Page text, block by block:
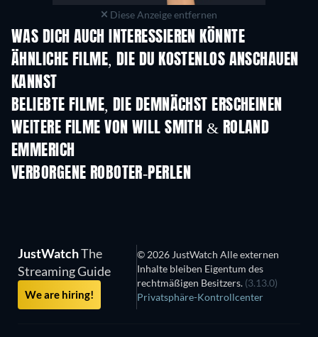
Diese Anzeige entfernen
WAS DICH AUCH INTERESSIEREN KÖNNTE
ÄHNLICHE FILME, DIE DU KOSTENLOS ANSCHAUEN
KANNST
BELIEBTE FILME, DIE DEMNÄCHST ERSCHEINEN
WEITERE FILME VON WILL SMITH & ROLAND
EMMERICH
VERBORGENE ROBOTER-PERLEN
JustWatchThe
Streaming Guide
We are hiring!
© 2026 JustWatch Alle externen
Inhalte bleiben Eigentum des
rechtmäßigen Besitzers. (3.13.0)
Privatsphäre-Kontrollcenter